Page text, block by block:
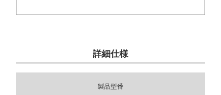
詳細仕様
製品型番